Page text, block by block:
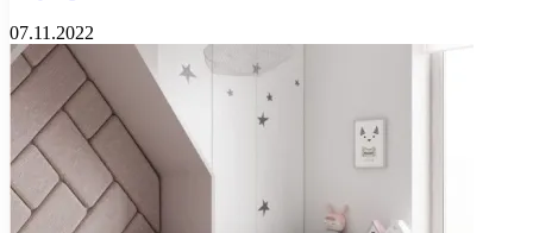
07.11.2022